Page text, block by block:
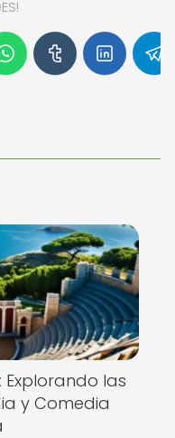
Explorando las
y Comedia